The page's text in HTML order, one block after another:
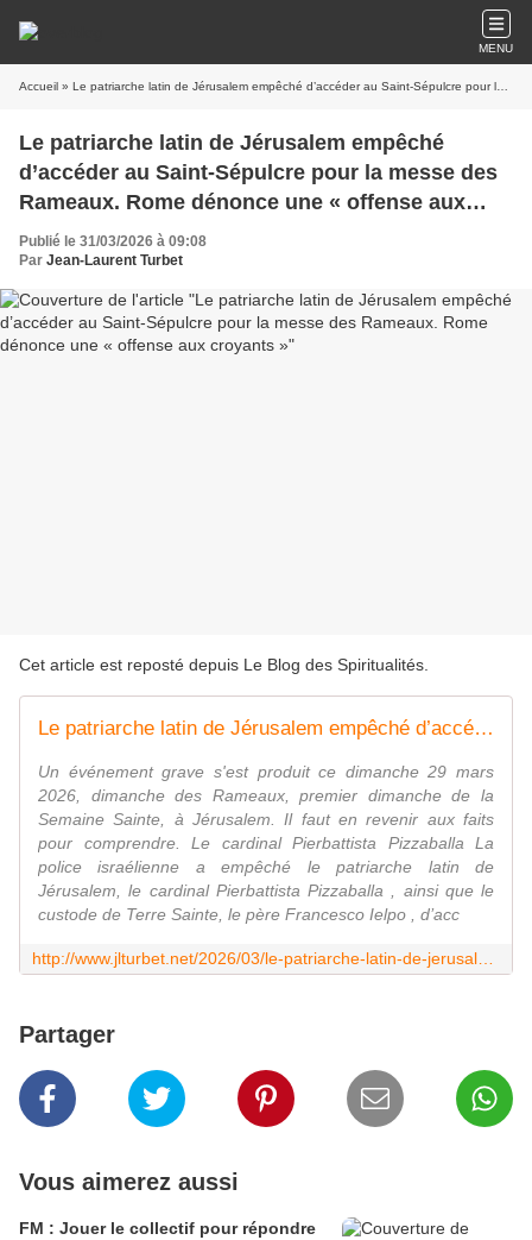
MENU
Accueil » Le patriarche latin de Jérusalem empêché d’accéder au Saint-Sépulcre pour la messe des Rameaux. Rome dénonce une « offense aux croyants »
Le patriarche latin de Jérusalem empêché
d’accéder au Saint-Sépulcre pour la messe des
Rameaux. Rome dénonce une « offense aux
croyants »
Publié le 31/03/2026 à 09:08
Par Jean-Laurent Turbet
Cet article est reposté depuis Le Blog des Spiritualités
Le patriarche latin de Jérusalem empêché d’accéder au Saint-Sépulcre pour la messe des Rameaux. Rome dénonce une « offense aux croyants »
Un événement grave s'est produit ce dimanche 29 mars
2026, dimanche des Rameaux, premier dimanche de la
Semaine Sainte, à Jérusalem. Il faut en revenir aux faits
pour comprendre. Le cardinal Pierbattista Pizzaballa La
police israélienne a empêché le patriarche latin de
Jérusalem, le cardinal Pierbattista Pizzaballa , ainsi que le
custode de Terre Sainte, le père Francesco Ielpo , d’acc
Partager
Vous aimerez aussi
FM : Jouer le collectif pour répondre